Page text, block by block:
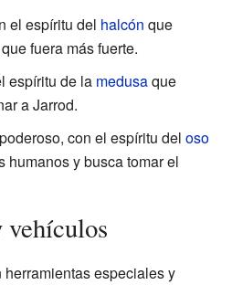
el espíritu del halcón que
fuera más fuerte.
espíritu de la medusaque
a Jarrod.
con el espíritu del oso
humanos y busca tomar el
especiales y